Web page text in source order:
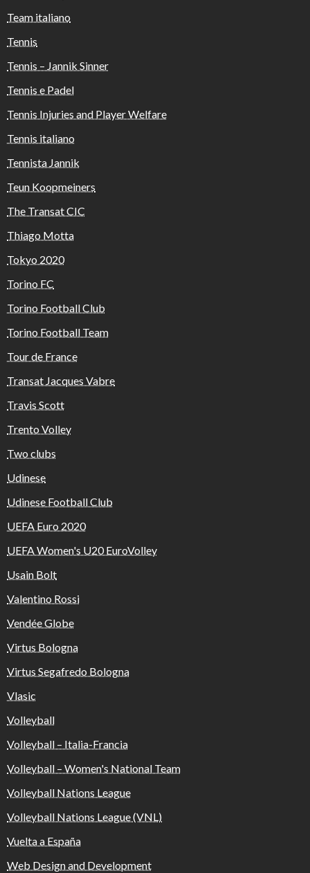
Team italiano
Tennis
Tennis – Jannik Sinner
Tennis e Padel
Tennis Injuries and Player Welfare
Tennis italiano
Tennista Jannik
Teun Koopmeiners
The Transat CIC
Thiago Motta
Tokyo 2020
Torino FC
Torino Football Club
Torino Football Team
Tour de France
Transat Jacques Vabre
Travis Scott
Trento Volley
Two clubs
Udinese
Udinese Football Club
UEFA Euro 2020
UEFA Women's U20 EuroVolley
Usain Bolt
Valentino Rossi
Vendée Globe
Virtus Bologna
Virtus Segafredo Bologna
Vlasic
Volleyball
Volleyball – Italia-Francia
Volleyball – Women's National Team
Volleyball Nations League
Volleyball Nations League (VNL)
Vuelta a España
Web Design and Development